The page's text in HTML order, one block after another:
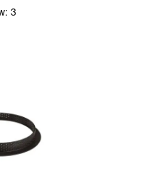
3Posortowane